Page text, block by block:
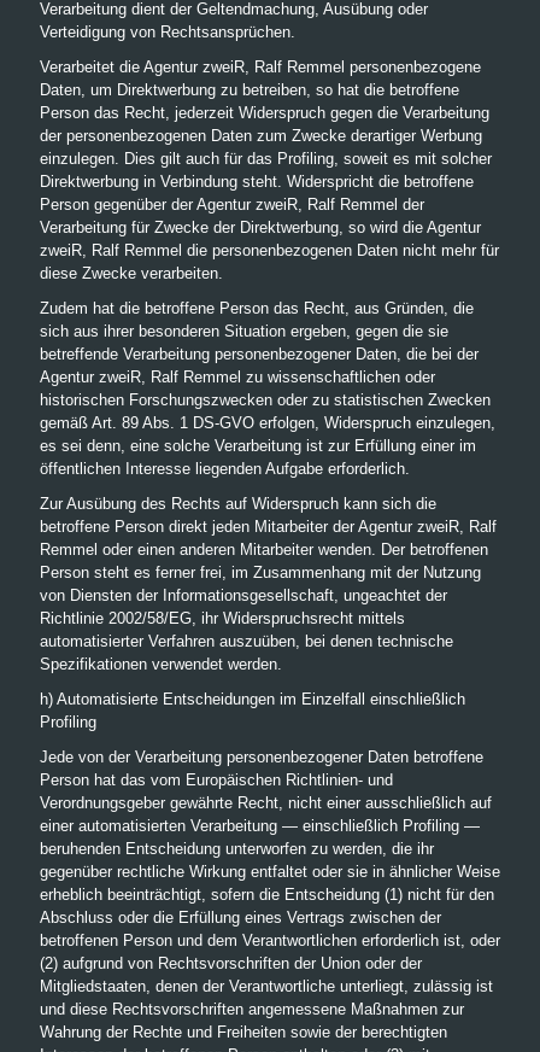
Verarbeitung dient der Geltendmachung, Ausübung oder
Verteidigung von Rechtsansprüchen.
Verarbeitet die Agentur zweiR, Ralf Remmel personenbezogene
Daten, um Direktwerbung zu betreiben, so hat die betroffene
Person das Recht, jederzeit Widerspruch gegen die Verarbeitung
der personenbezogenen Daten zum Zwecke derartiger Werbung
einzulegen. Dies gilt auch für das Profiling, soweit es mit solcher
Direktwerbung in Verbindung steht. Widerspricht die betroffene
Person gegenüber der Agentur zweiR, Ralf Remmel der
Verarbeitung für Zwecke der Direktwerbung, so wird die Agentur
zweiR, Ralf Remmel die personenbezogenen Daten nicht mehr für
diese Zwecke verarbeiten.
Zudem hat die betroffene Person das Recht, aus Gründen, die
sich aus ihrer besonderen Situation ergeben, gegen die sie
betreffende Verarbeitung personenbezogener Daten, die bei der
Agentur zweiR, Ralf Remmel zu wissenschaftlichen oder
historischen Forschungszwecken oder zu statistischen Zwecken
gemäß Art. 89 Abs. 1 DS-GVO erfolgen, Widerspruch einzulegen,
es sei denn, eine solche Verarbeitung ist zur Erfüllung einer im
öffentlichen Interesse liegenden Aufgabe erforderlich.
Zur Ausübung des Rechts auf Widerspruch kann sich die
betroffene Person direkt jeden Mitarbeiter der Agentur zweiR, Ralf
Remmel oder einen anderen Mitarbeiter wenden. Der betroffenen
Person steht es ferner frei, im Zusammenhang mit der Nutzung
von Diensten der Informationsgesellschaft, ungeachtet der
Richtlinie 2002/58/EG, ihr Widerspruchsrecht mittels
automatisierter Verfahren auszuüben, bei denen technische
Spezifikationen verwendet werden.
h) Automatisierte Entscheidungen im Einzelfall einschließlich
Profiling
Jede von der Verarbeitung personenbezogener Daten betroffene
Person hat das vom Europäischen Richtlinien- und
Verordnungsgeber gewährte Recht, nicht einer ausschließlich auf
einer automatisierten Verarbeitung — einschließlich Profiling —
beruhenden Entscheidung unterworfen zu werden, die ihr
gegenüber rechtliche Wirkung entfaltet oder sie in ähnlicher Weise
erheblich beeinträchtigt, sofern die Entscheidung (1) nicht für den
Abschluss oder die Erfüllung eines Vertrags zwischen der
betroffenen Person und dem Verantwortlichen erforderlich ist, oder
(2) aufgrund von Rechtsvorschriften der Union oder der
Mitgliedstaaten, denen der Verantwortliche unterliegt, zulässig ist
und diese Rechtsvorschriften angemessene Maßnahmen zur
Wahrung der Rechte und Freiheiten sowie der berechtigten